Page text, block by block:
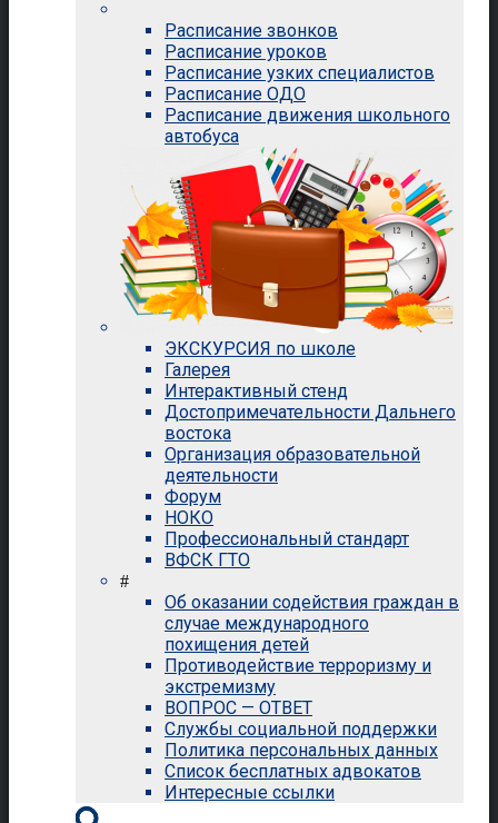
Расписание звонков
Расписание уроков
Расписание узких специалистов
Расписание ОДО
Расписание движения школьного
автобуса
ЭКСКУРСИЯ по школе
Галерея
Интерактивный стенд
Достопримечательности Дальнего
востока
Организация образовательной
деятельности
Форум
НОКО
Профессиональный стандарт
ВФСК ГТО
#
Об оказании содействия граждан в
случае международного
похищения детей
Противодействие терроризму и
экстремизму
ВОПРОС — ОТВЕТ
Службы социальной поддержки
Политика персональных данных
Список бесплатных адвокатов
Интересные ссылки